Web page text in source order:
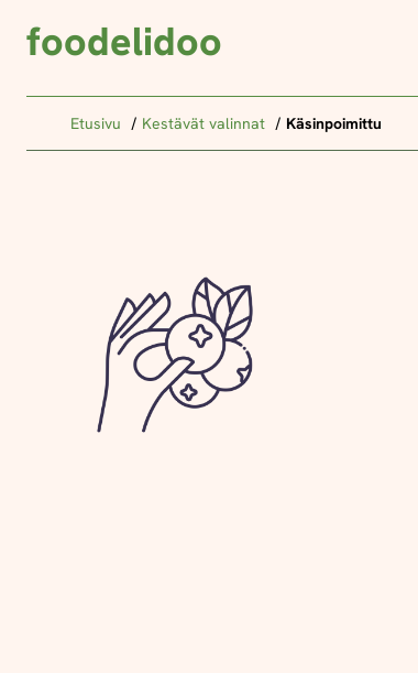
foodelidoo
Etusivu Kestävät valinnat Käsinpoimittu